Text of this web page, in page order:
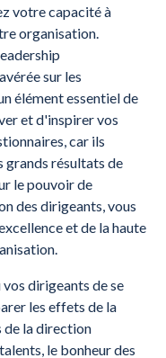
votre capacité à
organisation.
sur les
élément essentiel de
et d'inspirer vos
car ils
grands résultats de
le pouvoir de
des dirigeants, vous
et de la haute
dirigeants de se
les effets de la
la direction
le bonheur des